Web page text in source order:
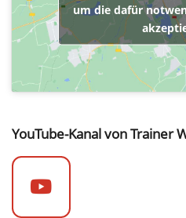
um die dafür
YouTube-Kanal von Trainer